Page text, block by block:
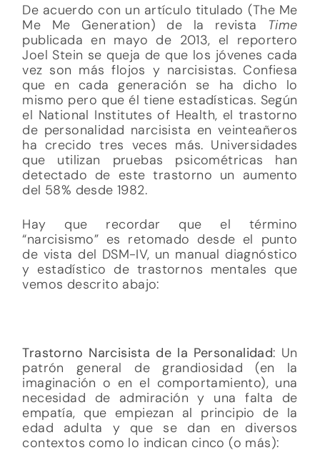
De acuerdo con un artículo titulado (The Me
Me Me Generation) de la revista Time
publicada en mayo de 2013, el reportero
Joel Stein se queja de que los jóvenes cada
vez son más flojos y narcisistas. Confiesa
que en cada generación se ha dicho lo
mismo pero que él tiene estadísticas. Según
el National Institutes of Health, el trastorno
de personalidad narcisista en veinteañeros
ha crecido tres veces más. Universidades
que utilizan pruebas psicométricas han
detectado de este trastorno un aumento
del 58% desde 1982.
Hay que recordar que el término
“narcisismo” es retomado desde el punto
de vista del DSM-IV, un manual diagnóstico
y estadístico de trastornos mentales que
vemos descrito abajo:
Trastorno Narcisista de la Personalidad: Un
patrón general de grandiosidad (en la
imaginación o en el comportamiento), una
necesidad de admiración y una falta de
empatía, que empiezan al principio de la
edad adulta y que se dan en diversos
contextos como lo indican cinco (o más):